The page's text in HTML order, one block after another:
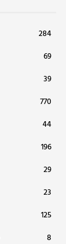
284
69
39
770
44
196
29
23
125
8